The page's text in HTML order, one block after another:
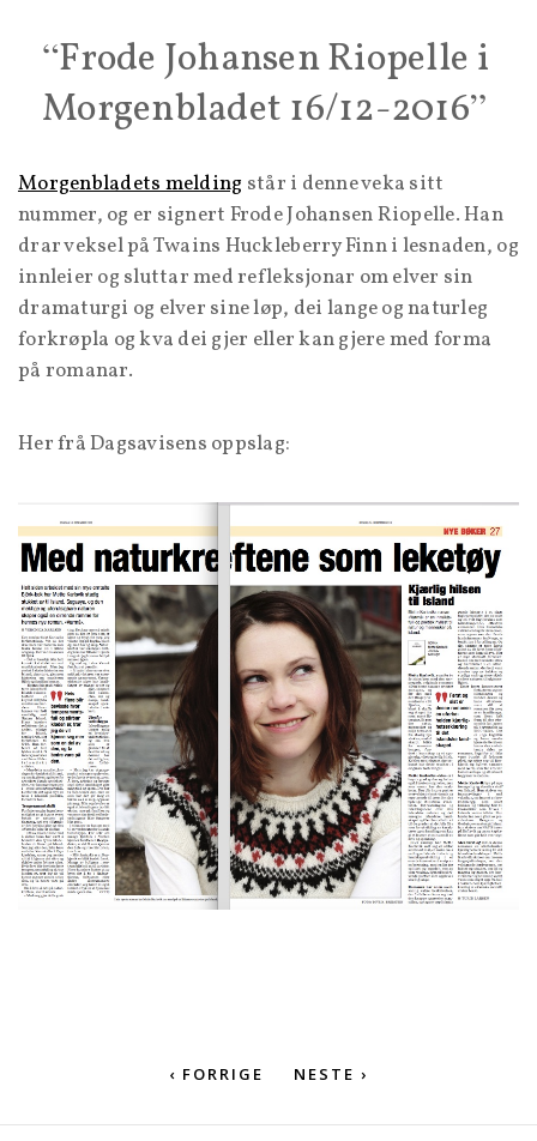
Frode Johansen Riopelle i
Morgenbladet 16/12-2016
Morgenbladets melding står i denne veka sitt
nummer, og er signert Frode Johansen Riopelle. Han
drar veksel på Twains Huckleberry Finn i lesnaden, og
innleier og sluttar med refleksjonar om elver sin
dramaturgi og elver sine løp, dei lange og naturleg
forkrøpla og kva dei gjer eller kan gjere med forma
på romanar.
Her frå Dagsavisens oppslag:
‹ FORRIGE NESTE ›